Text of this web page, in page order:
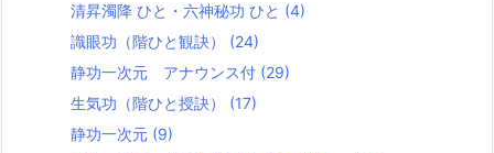
清昇濁降 ひと・六神秘功 ひと (4)
識眼功（階ひと観訣） (24)
静功一次元 アナウンス付 (29)
生気功（階ひと授訣） (17)
静功一次元 (9)